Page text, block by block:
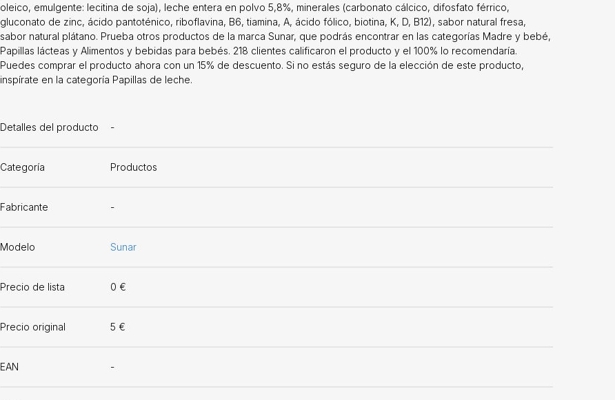
oleico, emulgente: lecitina de soja), leche entera en polvo 5,8%, minerales (carbonato cálcico, difosfato férrico,
gluconato de zinc, ácido pantoténico, riboflavina, B6, tiamina, A, ácido fólico, biotina, K, D, B12), sabor natural fresa,
sabor natural plátano. Prueba otros productos de la marca Sunar, que podrás encontrar en las categorías Madre y bebé,
Papillas lácteas y Alimentos y bebidas para bebés. 218 clientes calificaron el producto y el 100% lo recomendaría.
Puedes comprar el producto ahora con un 15% de descuento. Si no estás seguro de la elección de este producto,
inspírate en la categoría Papillas de leche.
Detalles del producto -
Categoría Productos
Fabricante -
Modelo Sunar
Precio de lista 0 €
Precio original 5 €
EAN -